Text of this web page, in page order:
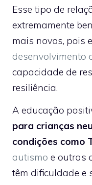
Esse tipo de
extremamente
mais novos, pois
desenvolvimento
capacidade de
resiliência.
A educação
para crianças
condições como
autismo e outras
têm dificuldade e